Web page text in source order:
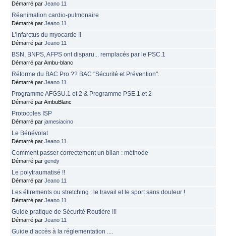
Démarré par Jeano 11
Réanimation cardio-pulmonaire
Démarré par Jeano 11
L’infarctus du myocarde !!
Démarré par Jeano 11
BSN, BNPS, AFPS ont disparu... remplacés par le PSC.1
Démarré par Ambu-blanc
Réforme du BAC Pro ?? BAC "Sécurité et Prévention".
Démarré par Jeano 11
Programme AFGSU.1 et 2 & Programme PSE.1 et 2
Démarré par AmbuBlanc
Protocoles ISP
Démarré par jamesiacino
Le Bénévolat
Démarré par Jeano 11
Comment passer correctement un bilan : méthode
Démarré par gendy
Le polytraumatisé !!
Démarré par Jeano 11
Les étirements ou stretching : le travail et le sport sans douleur !
Démarré par Jeano 11
Guide pratique de Sécurité Routière !!!
Démarré par Jeano 11
Guide d’accès à la réglementation ....